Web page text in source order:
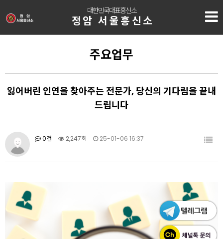
대한민국대표흥신소
정암 서울흥신소
주요업무
잃어버린 인연을 찾아주는 전문가, 당신의 기다림을 끝내
드립니다
0건 2,247회 25-01-06 16:37